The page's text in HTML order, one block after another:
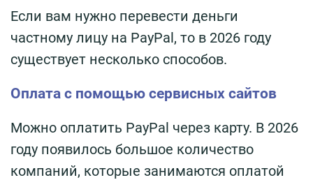
Если вам нужно перевести деньги
частному лицу на PayPal, то в 2026 году
существует несколько способов.
Оплата с помощью сервисных сайтов
Можно оплатить PayPal через карту. В 2026
году появилось большое количество
компаний, которые занимаются оплатой